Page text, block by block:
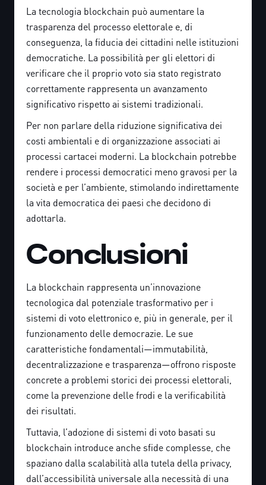
La tecnologia blockchain può aumentare la
trasparenza del processo elettorale e, di
conseguenza, la fiducia dei cittadini nelle istituzioni
democratiche. La possibilità per gli elettori di
verificare che il proprio voto sia stato registrato
correttamente rappresenta un avanzamento
significativo rispetto ai sistemi tradizionali.
Per non parlare della riduzione significativa dei
costi ambientali e di organizzazione associati ai
processi cartacei moderni. La blockchain potrebbe
rendere i processi democratici meno gravosi per la
società e per l’ambiente, stimolando indirettamente
la vita democratica dei paesi che decidono di
adottarla.
Conclusioni
La blockchain rappresenta un’innovazione
tecnologica dal potenziale trasformativo per i
sistemi di voto elettronico e, più in generale, per il
funzionamento delle democrazie. Le sue
caratteristiche fondamentali—immutabilità,
decentralizzazione e trasparenza—offrono risposte
concrete a problemi storici dei processi elettorali,
come la prevenzione delle frodi e la verificabilità
dei risultati.
Tuttavia, l’adozione di sistemi di voto basati su
blockchain introduce anche sfide complesse, che
spaziano dalla scalabilità alla tutela della privacy,
dall’accessibilità universale alla necessità di una